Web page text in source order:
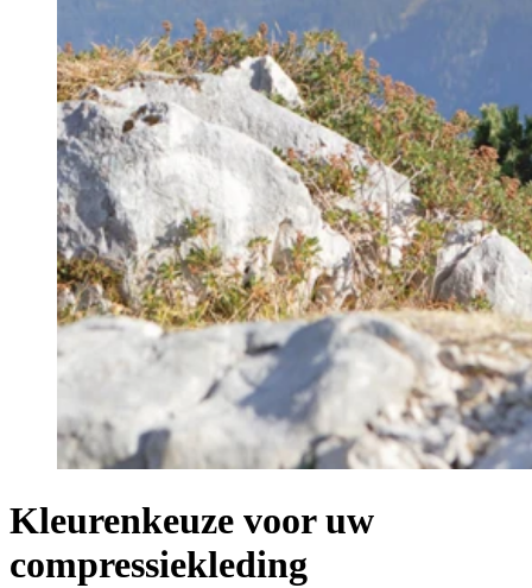
Kleurenkeuze voor uw
compressiekleding